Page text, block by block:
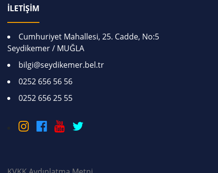
İLETİŞİM
Cumhuriyet Mahallesi, 25. Cadde, No:5
Seydikemer / MUĞLA
bilgi@seydikemer.bel.tr
0252 656 56 56
0252 656 25 55